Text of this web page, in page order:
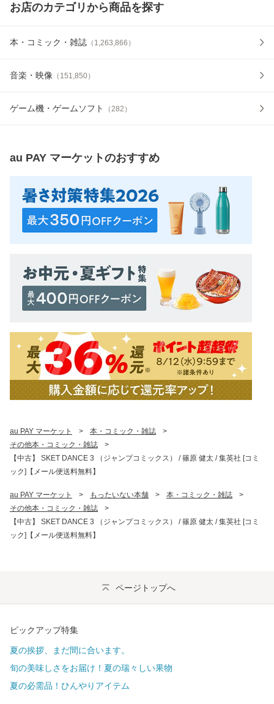
お店のカテゴリから商品を探す
本・コミック・雑誌 （ 1,263,866 ）
音楽・映像 （ 151,850）
ゲーム機・ゲームソフト （282 ）
au PAY マーケットのおすすめ
au PAY マーケット > 本・コミック・雑誌
>
その他本・コミック・雑誌
>
【中古】 SKET DANCE 3 （ジャンプコミックス） / 篠原 健太 / 集英社 [コミ
ック]【メール便送料無料】
au PAY マーケット > もったいない本舗 > 本・コミック・雑誌
>
その他本・コミック・雑誌
>
【中古】 SKET DANCE 3 （ジャンプコミックス） / 篠原 健太 / 集英社 [コミ
ック]【メール便送料無料】
ページトップへ
ピックアップ特集
夏の挨拶、まだ間に合います。
旬の美味しさをお届け！夏の瑞々しい果物
夏の必需品！ひんやりアイテム